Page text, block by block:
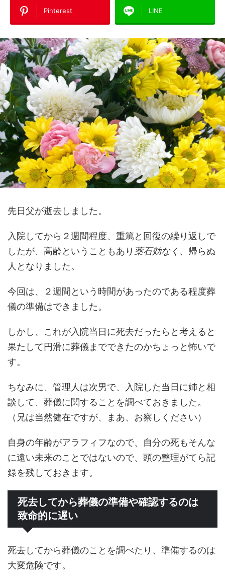
Pinterest LINE
先日父が逝去しました。
入院してから２週間程度、重篤と回復の繰り返しで
したが、高齢ということもあり 薬石効なく 、帰らぬ
人となりました。
今回は、２週間という時間があったのである程度葬
儀の準備はできました。
しかし、これが入院当日に死去だったらと考えると
果たして円滑に葬儀までできたのかちょっと怖いで
す。
ちなみに、管理人は次男で、入院した当日に姉と相
談して、葬儀に関することを調べておきました。
（兄は当然健在ですが、まあ、お察しください）
自身の年齢がアラフィフなので、自分の死もそんな
に遠い未来のことではないので、頭の整理がてら記
録を残しておきます。
死去してから葬儀の準備や確認するのは
致命的に遅い
死去してから葬儀のことを調べたり、準備するのは
大変危険です。